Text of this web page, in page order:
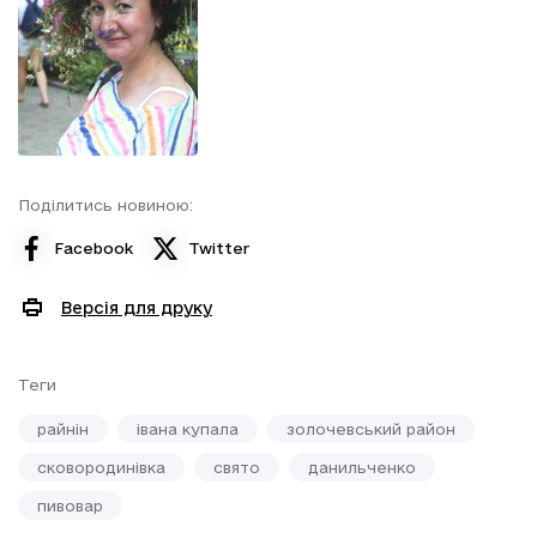
Поділитись новиною:
Facebook Twitter
Версія для друку
Теги
райнін івана купала золочевський район
сковородинівка свято данильченко
пивовар